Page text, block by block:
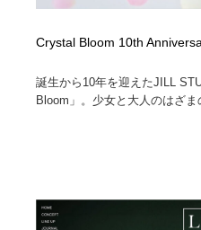
Crystal Bloom 10th
誕生から10年を迎えたJILL
Bloom」。少女と大人のはざま